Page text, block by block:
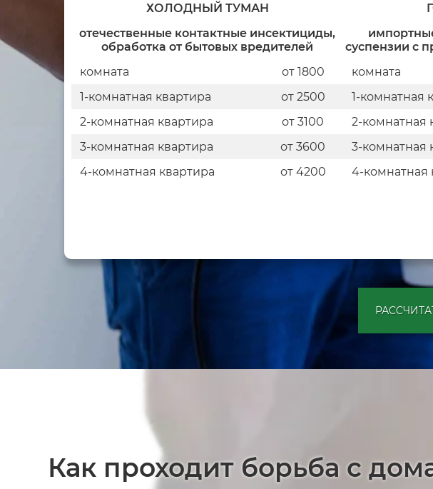
ХОЛОДНЫЙ ТУМАН
отечественные контактные инсектициды,
обработка от бытовых вредителей
комната
от 1800
1-комнатная квартира
от 2500
2-комнатная квартира
от 3100
3-комнатная квартира
от 3600
4-комнатная квартира
от 4200
суспензии с
комната
1-комнатная
2-комнатная
3-комнатная
4-комнатная
Как проходит борьба с